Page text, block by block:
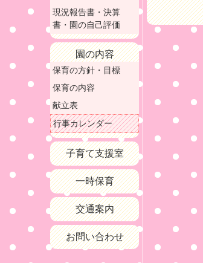
現況報告書・決算
書・園の自己評価
園の内容
保育の方針・目標
保育の内容
献立表
行事カレンダー
子育て支援室
一時保育
交通案内
お問い合わせ